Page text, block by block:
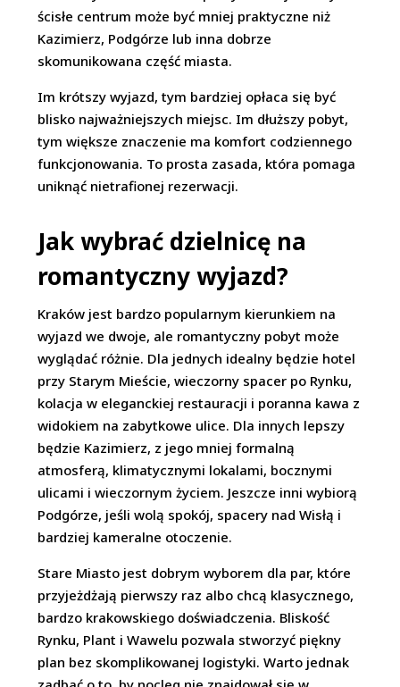
ścisłe centrum może być mniej praktyczne niż
Kazimierz, Podgórze lub inna dobrze
skomunikowana część miasta.
Im krótszy wyjazd, tym bardziej opłaca się być
blisko najważniejszych miejsc. Im dłuższy pobyt,
tym większe znaczenie ma komfort codziennego
funkcjonowania. To prosta zasada, która pomaga
uniknąć nietrafionej rezerwacji.
Jak wybrać dzielnicę na
romantyczny wyjazd?
Kraków jest bardzo popularnym kierunkiem na
wyjazd we dwoje, ale romantyczny pobyt może
wyglądać różnie. Dla jednych idealny będzie hotel
przy Starym Mieście, wieczorny spacer po Rynku,
kolacja w eleganckiej restauracji i poranna kawa z
widokiem na zabytkowe ulice. Dla innych lepszy
będzie Kazimierz, z jego mniej formalną
atmosferą, klimatycznymi lokalami, bocznymi
ulicami i wieczornym życiem. Jeszcze inni wybiorą
Podgórze, jeśli wolą spokój, spacery nad Wisłą i
bardziej kameralne otoczenie.
Stare Miasto jest dobrym wyborem dla par, które
przyjeżdżają pierwszy raz albo chcą klasycznego,
bardzo krakowskiego doświadczenia. Bliskość
Rynku, Plant i Wawelu pozwala stworzyć piękny
plan bez skomplikowanej logistyki. Warto jednak